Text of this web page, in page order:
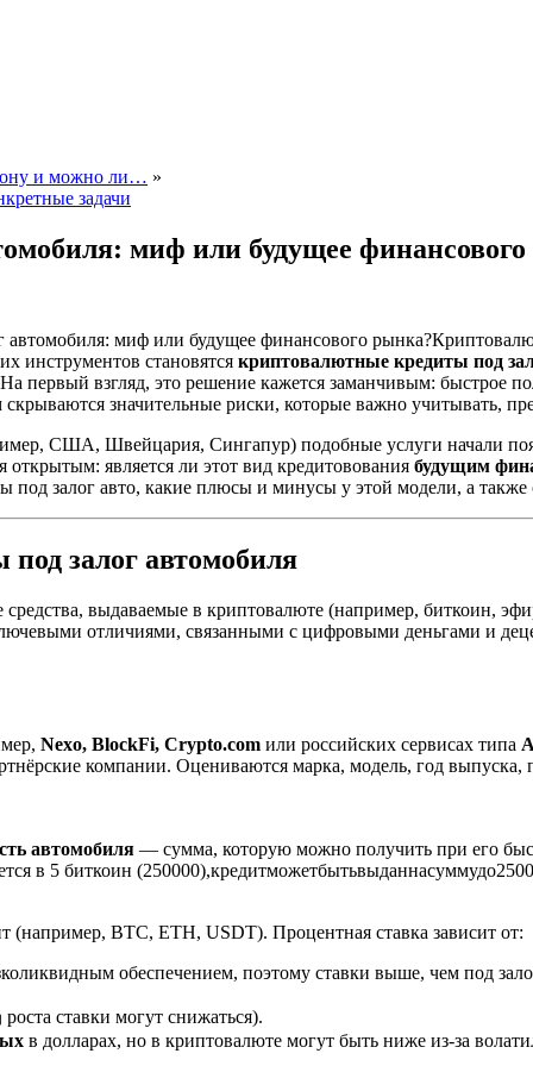
и можно ли… »
задачи
миф или будущее
инструментов становятся криптовалютные кредиты под
первый взгляд, это решение кажется заманчивым: быстрое
значительные риски, которые важно учитывать,
США, Швейцария, Сингапур) подобные услуги начали
является ли этот вид кредитовования будущим
под залог авто, какие плюсы и минусы у этой модели, а также
залог автомобиля
выдаваемые в криптовалюте (например, биткоин,
отличиями, связанными с цифровыми деньгами и
Nexo, BlockFi, Crypto.com или российских сервисах типа
компании. Оцениваются марка, модель, год
автомобиля — сумма, которую можно получить при его
в 5 биткоин (250000),кредитможетбытьвыданнасуммудо
(например, BTC, ETH, USDT). Процентная ставка зависит от:
обеспечением, поэтому ставки выше, чем под
ставки могут снижаться).
в долларах, но в криптовалюте могут быть ниже из-за